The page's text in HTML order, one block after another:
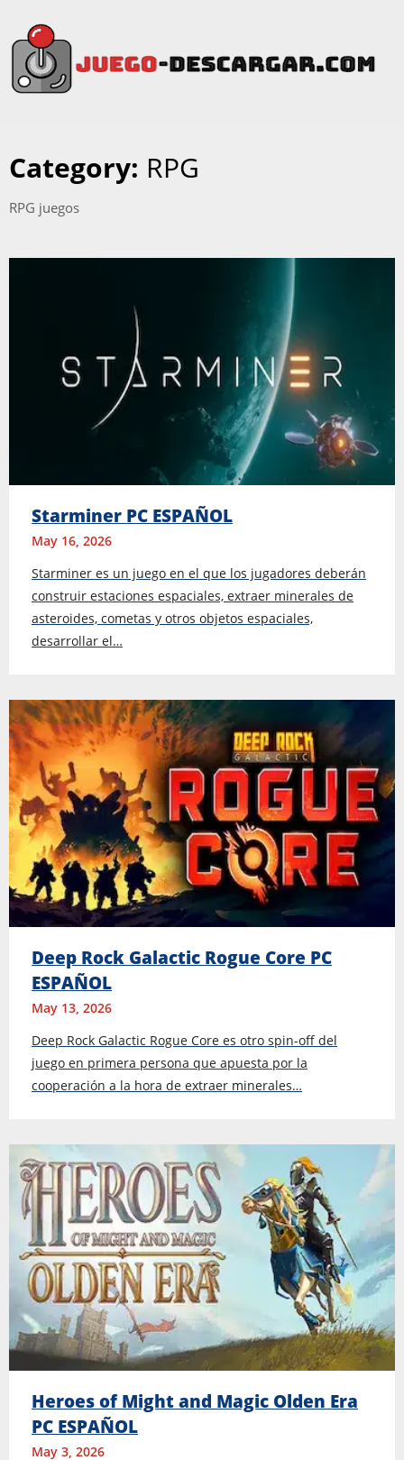
Category: RPG
RPG juegos
Starminer PC ESPAÑOL
May 16, 2026
Starminer es un juego en el que los jugadores deberán
construir estaciones espaciales, extraer minerales de
asteroides, cometas y otros objetos espaciales,
desarrollar el…
Deep Rock Galactic Rogue Core PC
ESPAÑOL
May 13, 2026
Deep Rock Galactic Rogue Core es otro spin-off del
juego en primera persona que apuesta por la
cooperación a la hora de extraer minerales…
Heroes of Might and Magic Olden Era
PC ESPAÑOL
May 3, 2026